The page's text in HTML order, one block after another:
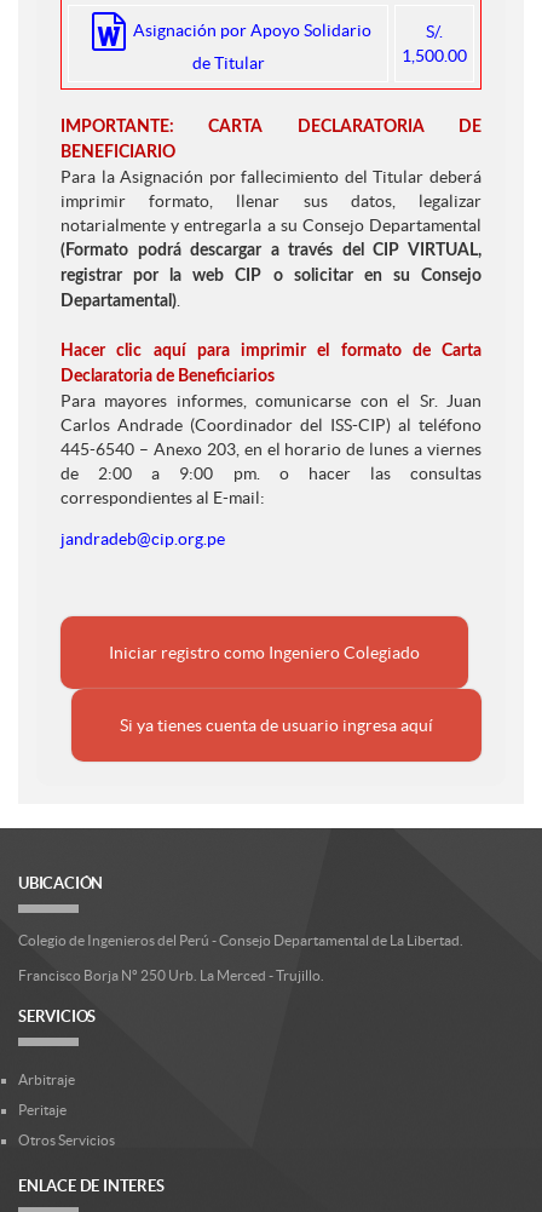
Asignación por Apoyo Solidario
de Titular
S/.
1,500.00
IMPORTANTE: CARTA DECLARATORIA DE
BENEFICIARIO
Para la Asignación por fallecimiento del Titular deberá
imprimir formato, llenar sus datos, legalizar
notarialmente y entregarla a su Consejo Departamental
(Formato podrá descargar a través del CIP VIRTUAL,
registrar por la web CIP o solicitar en su Consejo
Departamental)
Hacer clic aquí para imprimir el formato de Carta
Declaratoria de Beneficiarios
Para mayores informes, comunicarse con el Sr. Juan
Carlos Andrade (Coordinador del ISS-CIP) al teléfono
445-6540 – Anexo 203, en el horario de lunes a viernes
de 2:00 a 9:00 pm. o hacer las consultas
correspondientes al E-mail:
jandradeb@cip.org.pe
Iniciar registro como Ingeniero Colegiado
Si ya tienes cuenta de usuario ingresa aquí
UBICACIÓN
Colegio de Ingenieros del Perú - Consejo Departamental de La Libertad.
Francisco Borja Nº 250 Urb. La Merced - Trujillo.
SERVICIOS
Arbitraje
Peritaje
Otros Servicios
ENLACE DE INTERES